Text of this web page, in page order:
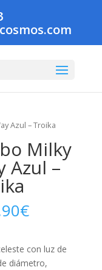
Azul – Troika
Milky
Azul –
€
con luz de
diámetro,